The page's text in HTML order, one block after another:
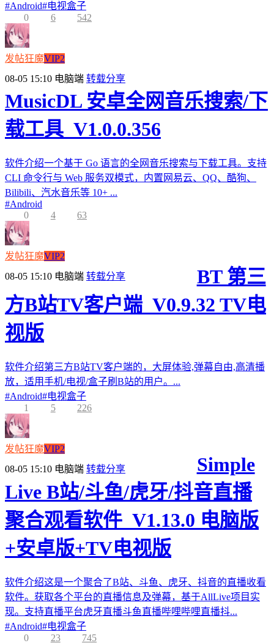
#Android#电视盒子
0
6 542
发帖狂魔VIP2
08-05 15:10 电脑端 转载分享
MusicDL 安卓全网音乐搜索/下
载工具_V1.0.0.356
软件介绍一个基于 Go 语言的全网音乐搜索与下载工具。支持
CLI 命令行与 Web 服务双模式，内置网易云、QQ、酷狗、
Bilibili、汽水音乐等 10+ ...
#Android
0
4 63
发帖狂魔VIP2
08-05 15:10 电脑端 转载分享
BT 第三
方B站TV客户端_V0.9.32 TV电
视版
软件介绍第三方B站TV客户端的，大屏体验,弹幕自由,高清播
放，适用手机/电视/盒子刷B站的用户。...
#Android#电视盒子
1
5 226
发帖狂魔VIP2
08-05 15:10 电脑端 转载分享
Simple
Live B站/斗鱼/虎牙/抖音直播
聚合观看软件_V1.13.0 电脑版
+安卓版+TV电视版
软件介绍这是一个聚合了B站、斗鱼、虎牙、抖音的直播收看
软件。获取各个平台的直播信息及弹幕，基于AllLive项目实
现。支持直播平台虎牙直播斗鱼直播哔哩哔哩直播抖...
#Android#电视盒子
0
23 745